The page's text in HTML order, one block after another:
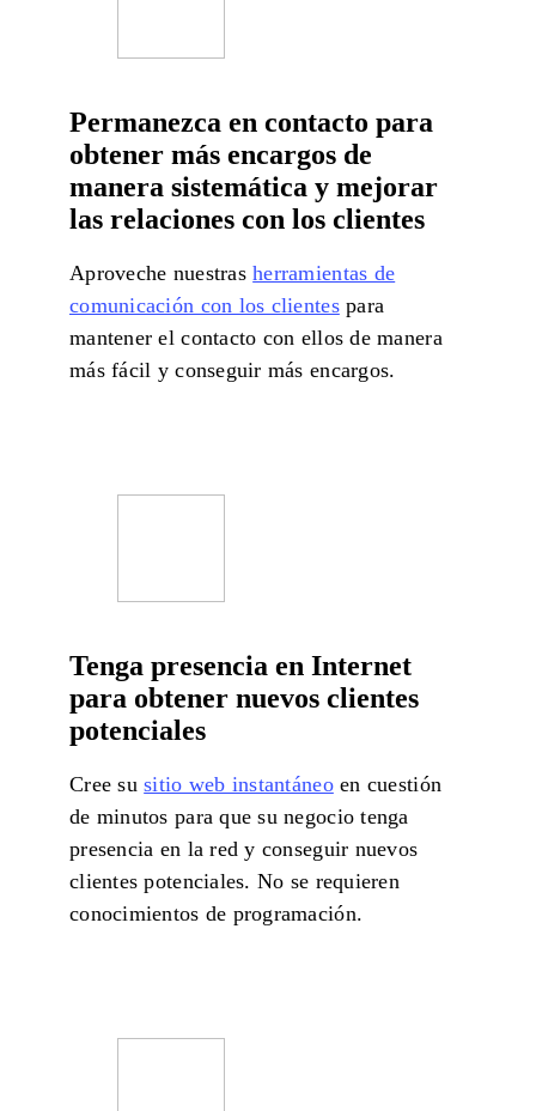
Permanezca en contacto para
obtener más encargos de
manera sistemática y mejorar
las relaciones con los clientes
Aproveche nuestrasherramientas de
comunicación con los clientespara
mantener el contacto con ellos de manera
más fácil y conseguir más encargos.
Tenga presencia en Internet
para obtener nuevos clientes
potenciales
Cree susitio web instantáneoen cuestión
de minutos para que su negocio tenga
presencia en la red y conseguir nuevos
clientes potenciales. No se requieren
conocimientos de programación.